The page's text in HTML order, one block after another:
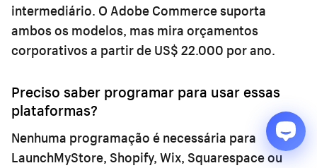
intermediário. O Adobe Commerce suporta
ambos os modelos, mas mira orçamentos
corporativos a partir de US$ 22.000 por ano.
Preciso saber programar para usar essas
plataformas?
Nenhuma programação é necessária para
LaunchMyStore, Shopify, Wix, Squarespace ou